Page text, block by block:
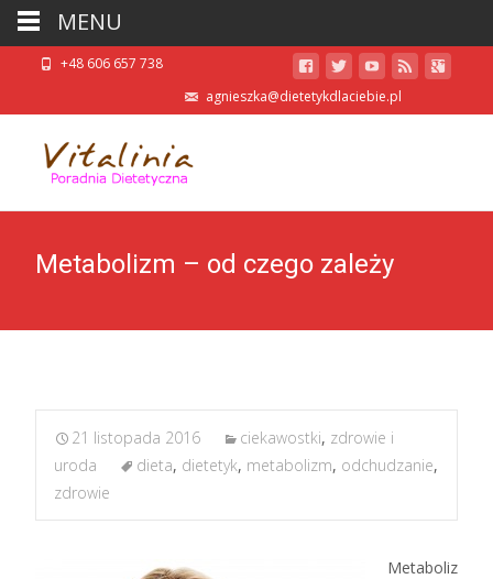
+48 606 657 738
agnieszka@dietetykdlaciebie.pl
Metabolizm – od czego zależy
21 listopada 2016 ciekawostki, zdrowie i
uroda
dieta, dietetyk, metabolizm, odchudzanie,
zdrowie
Metaboliz
MENU